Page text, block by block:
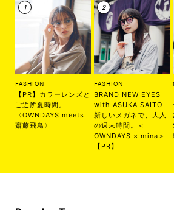
FASHION
【PR】カラーレンズと
ご近所夏時間。
〈OWNDAYS meets.
齋藤飛鳥〉
FASHION
BRAND NEW EYES
with ASUKA SAITO
新しいメガネで、大人
の週末時間。＜
OWNDAYS × mina＞
【PR】